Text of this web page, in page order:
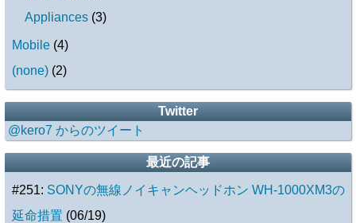
Appliances (3)
Mobile (4)
(none) (2)
Twitter
@kero7 からのツイート
最近の記事
#251: SONYの無線ノイキャンヘッドホン WH-1000XM3の
延命措置 (06/19)